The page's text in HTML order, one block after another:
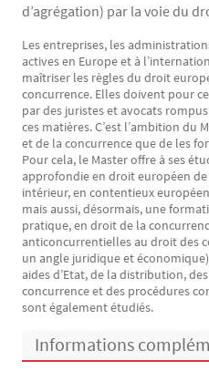
d’agrégation) par la voie du
Les entreprises, les
actives en Europe et à
maîtriser les règles du droit
concurrence. Elles doivent pour
par des juristes et avocats
ces matières. C’est l’ambition du
et de la concurrence que de les
Pour cela, le Master offre à ses
approfondie en droit européen
intérieur, en contentieux
mais aussi, désormais, une
pratique, en droit de la
anticoncurrentielles au droit des
un angle juridique et
aides d’Etat, de la distribution,
concurrence et des procédures
sont également étudiés.
Informations